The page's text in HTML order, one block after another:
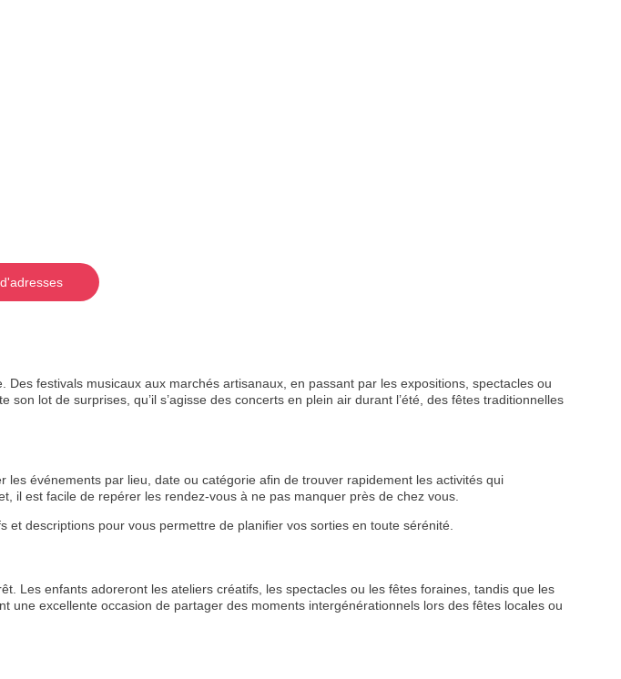
festivals musicaux aux marchés artisanaux, en passant par les expositions, spectacles ou
lot de surprises, qu’il s’agisse des concerts en plein air durant l’été, des fêtes traditionnelles
événements par lieu, date ou catégorie afin de trouver rapidement les activités qui
il est facile de repérer les rendez-vous à ne pas manquer près de chez vous.
descriptions pour vous permettre de planifier vos sorties en toute sérénité.
Les enfants adoreront les ateliers créatifs, les spectacles ou les fêtes foraines, tandis que les
excellente occasion de partager des moments intergénérationnels lors des fêtes locales ou